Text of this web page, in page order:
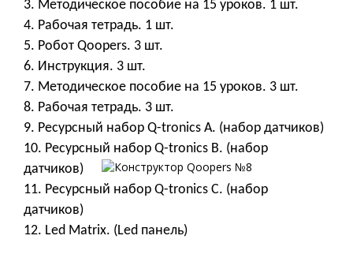
3. Методическое пособие на 15 уроков. 1 шт.
4. Рабочая тетрадь. 1 шт.
5. Робот Qoopers. 3 шт.
6. Инструкция. 3 шт.
7. Методическое пособие на 15 уроков. 3 шт.
8. Рабочая тетрадь. 3 шт.
9. Ресурсный набор Q-tronics A. (набор датчиков)
10. Ресурсный набор Q-tronics B. (набор
датчиков)
11. Ресурсный набор Q-tronics C. (набор
датчиков)
12. Led Matrix. (Led панель)